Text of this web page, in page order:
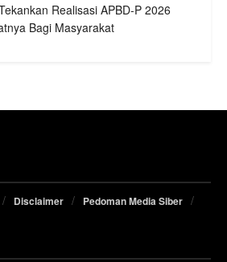
Realisasi APBD-P 2026
Bagi Masyarakat
Disclaimer
Pedoman Media Siber